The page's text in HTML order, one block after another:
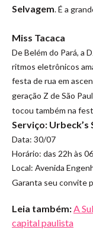
Selvagem. É a
Miss Tacaca
De Belém do Pará, a
ritmos eletrônicos
festa de rua em
geração Z de São
tocou também na
Serviço: Urbeck’s
Data: 30/07
Horário: das 22h às
Local: Avenida
Garanta seu convite
Leia também: A
capital paulista